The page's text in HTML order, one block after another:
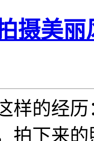
摄美
样的经
拍下来